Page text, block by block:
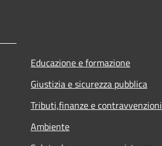
Educazione e formazione
Giustizia e sicurezza pubblica
Tributi,finanze e contravvenzioni
Ambiente